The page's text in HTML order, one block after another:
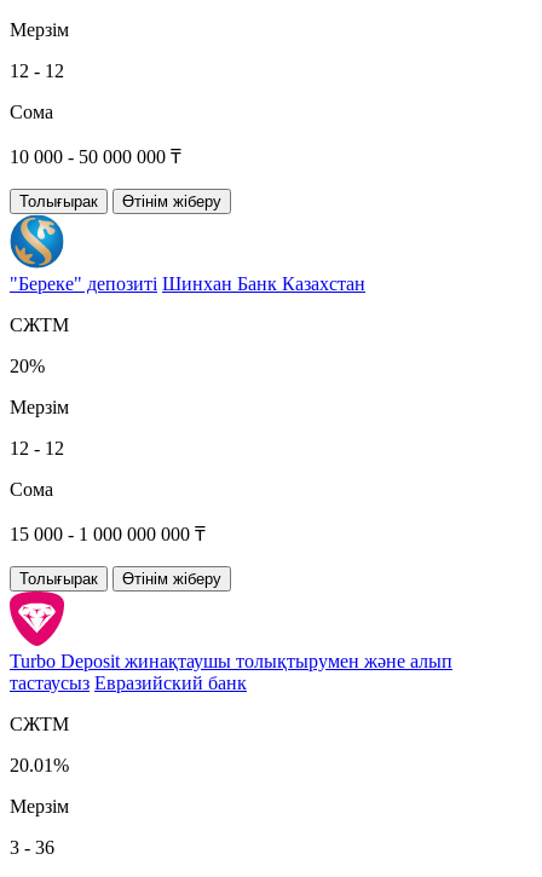
Мерзім
12 - 12
Сома
10 000 - 50 000 000 ₸
Толығырак Өтінім жіберу
"Береке" депозиті Шинхан Банк Казахстан
СЖТМ
20%
Мерзім
12 - 12
Сома
15 000 - 1 000 000 000 ₸
Толығырак Өтінім жіберу
Turbo Deposit жинақтаушы толықтырумен және алып
тастаусыз Евразийский банк
СЖТМ
20.01%
Мерзім
3 - 36